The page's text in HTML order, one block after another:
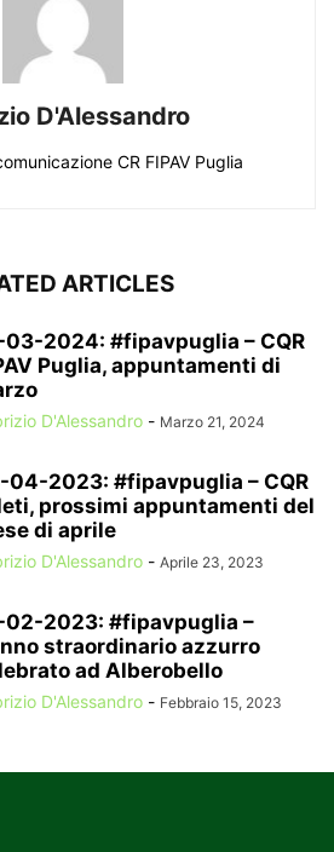
D'Alessandro
CR FIPAV Puglia
ARTICLES
03-2024: #fipavpuglia – CQR
Puglia, appuntamenti di
D'Alessandro - Marzo 21, 2024
04-2023: #fipavpuglia – CQR
prossimi appuntamenti del
di aprile
D'Alessandro - Aprile 23, 2023
02-2023: #fipavpuglia –
straordinario azzurro
ad Alberobello
D'Alessandro - Febbraio 15, 2023